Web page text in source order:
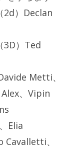
2d）Declan
3D）Ted
Metti、
、Vipin
Elia
、